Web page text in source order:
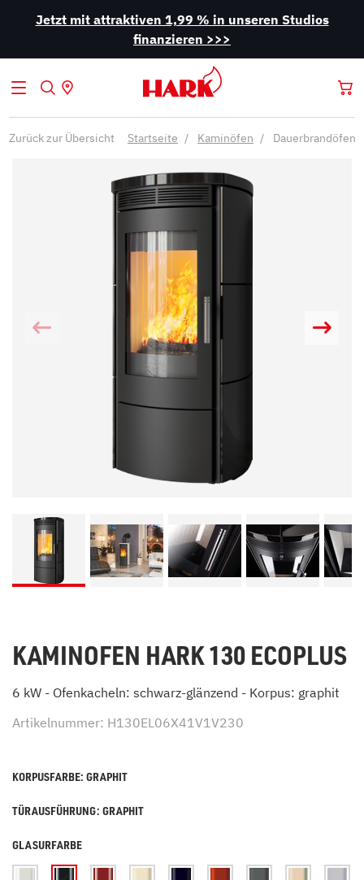
Jetzt mit attraktiven 1,99 % in unseren Studios
finanzieren >>>
Zurück zur Übersicht Startseite Kaminöfen Dauerbrandöfen
KAMINOFEN HARK 130 ECOPLUS
6 kW - Ofenkacheln: schwarz-glänzend - Korpus: graphit
Artikelnummer: H130EL06X41V1V230
KORPUSFARBE: GRAPHIT
TÜRAUSFÜHRUNG: GRAPHIT
GLASURFARBE